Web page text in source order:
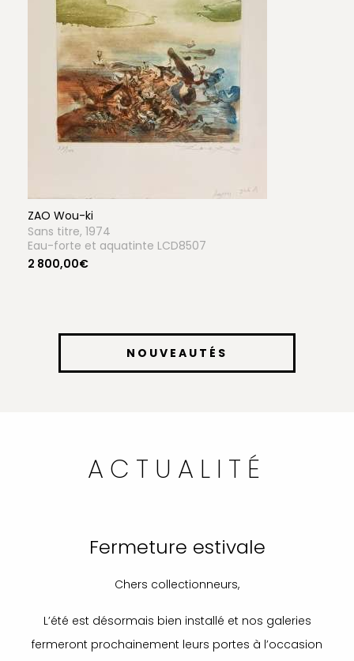
ZAO Wou-ki
Sans titre, 1974
Eau-forte et aquatinte LCD8507
2 800,00€
NOUVEAUTÉS
ACTUALITÉ
Fermeture estivale
Chers collectionneurs,
L’été est désormais bien installé et nos galeries
fermeront prochainement leurs portes à l’occasion